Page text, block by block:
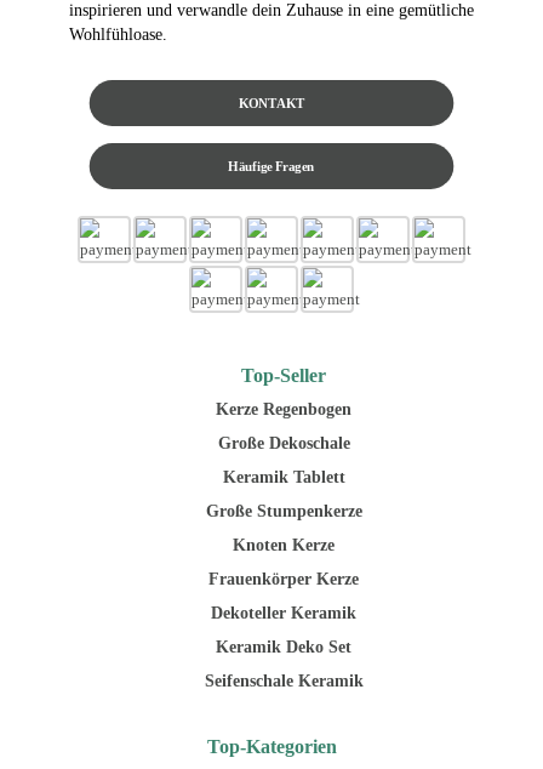
inspirieren und verwandle dein Zuhause in eine gemütliche
Wohlfühloase.
KONTAKT
Häufige Fragen
Top-Seller
Kerze Regenbogen
Große Dekoschale
Keramik Tablett
Große Stumpenkerze
Knoten Kerze
Frauenkörper Kerze
Dekoteller Keramik
Keramik Deko Set
Seifenschale Keramik
Top-Kategorien